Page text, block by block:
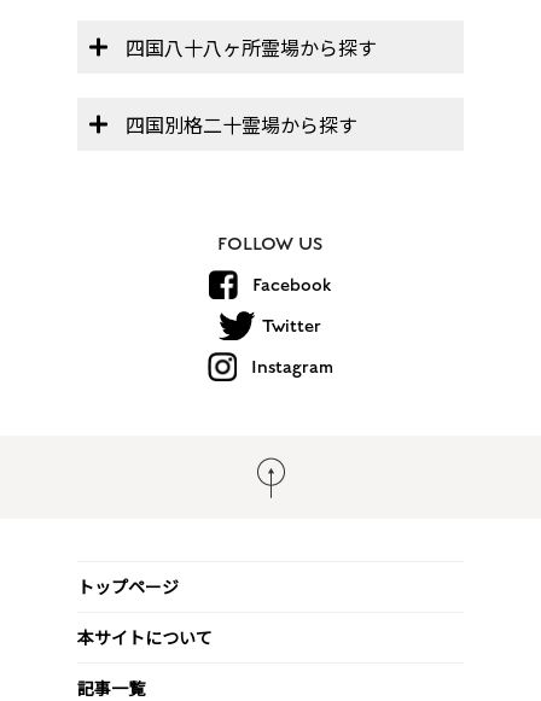
四国八十八ヶ所霊場から探す
四国別格二十霊場から探す
FOLLOW US
Facebook
Twitter
Instagram
トップページ
本サイトについて
記事一覧